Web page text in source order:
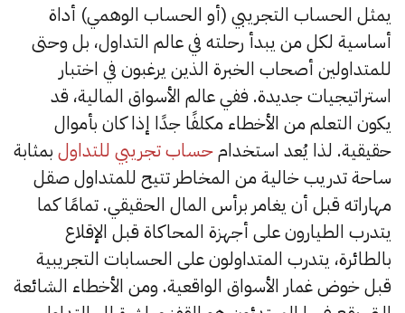
يمثل الحساب التجريبي (أو الحساب الوهمي) أداة
أساسية لكل من يبدأ رحلته في عالم التداول، بل وحتى
للمتداولين أصحاب الخبرة الذين يرغبون في اختبار
استراتيجيات جديدة. ففي عالم الأسواق المالية، قد
يكون التعلم من الأخطاء مكلفًا جدًا إذا كان بأموال
حقيقية. لذا يُعد استخدامحساب تجريبي للتداول بمثابة
ساحة تدريب خالية من المخاطر تتيح للمتداول صقل
مهاراته قبل أن يغامر برأس المال الحقيقي. تمامًا كما
يتدرب الطيارون على أجهزة المحاكاة قبل الإقلاع
بالطائرة، يتدرب المتداولون على الحسابات التجريبية
قبل خوض غمار الأسواق الواقعية. ومن الأخطاء الشائعة